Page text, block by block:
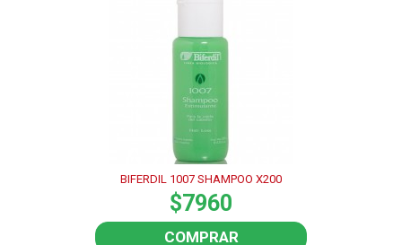
BIFERDIL 1007 SHAMPOO X200
$7960
COMPRAR